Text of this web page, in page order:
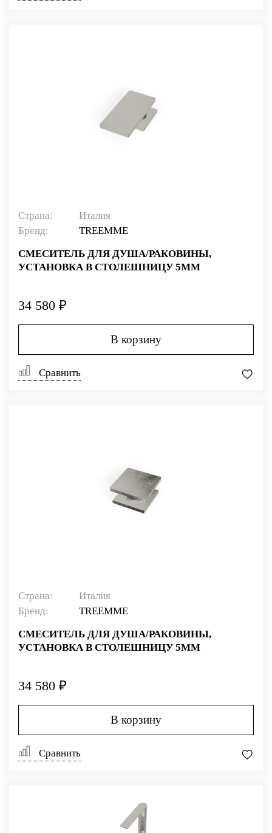
Страна:
Италия
Бренд:
TREEMME
СМЕСИТЕЛЬ ДЛЯ ДУША/РАКОВИНЫ,
УСТАНОВКА В СТОЛЕШНИЦУ 5MM
34 580 ₽
В корзину
Сравнить
Страна:
Италия
Бренд:
TREEMME
СМЕСИТЕЛЬ ДЛЯ ДУША/РАКОВИНЫ,
УСТАНОВКА В СТОЛЕШНИЦУ 5MM
34 580 ₽
В корзину
Сравнить